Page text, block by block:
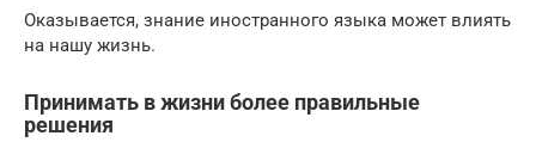
Оказывается, знание иностранного языка может влиять
на нашу жизнь.
Принимать в жизни более правильные
решения